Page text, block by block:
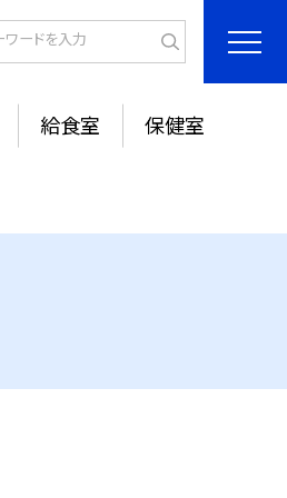
給食室 保健室